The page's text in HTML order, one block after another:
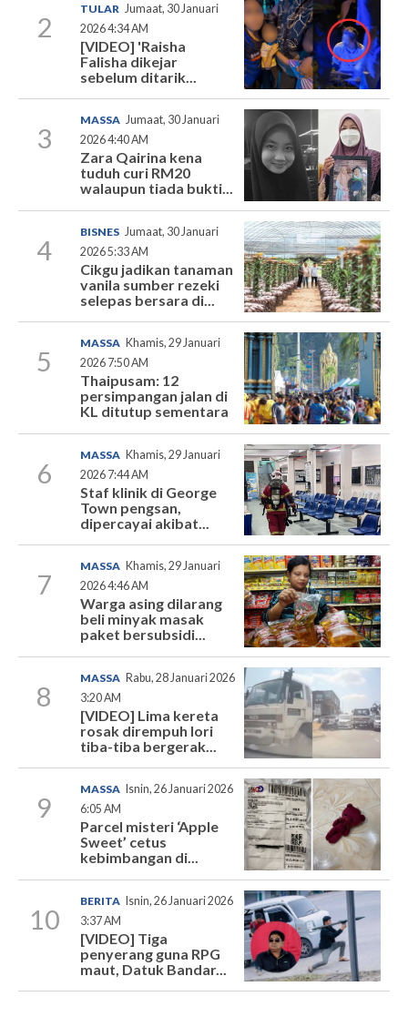
2
TULAR Jumaat, 30 Januari
2026 4:34 AM
[VIDEO] 'Raisha
Falisha dikejar
sebelum ditarik...
3
MASSA Jumaat, 30 Januari
2026 4:40 AM
Zara Qairina kena
tuduh curi RM20
walaupun tiada bukti...
4
BISNES Jumaat, 30 Januari
2026 5:33 AM
Cikgu jadikan tanaman
vanila sumber rezeki
selepas bersara di...
5
MASSA Khamis, 29 Januari
2026 7:50 AM
Thaipusam: 12
persimpangan jalan di
KL ditutup sementara
6
MASSA Khamis, 29 Januari
2026 7:44 AM
Staf klinik di George
Town pengsan,
dipercayai akibat...
7
MASSA Khamis, 29 Januari
2026 4:46 AM
Warga asing dilarang
beli minyak masak
paket bersubsidi...
8
MASSA Rabu, 28 Januari 2026
3:20 AM
[VIDEO] Lima kereta
rosak dirempuh lori
tiba-tiba bergerak...
9
MASSA
Isnin, 26 Januari 2026
6:05 AM
Parcel misteri ‘Apple
Sweet’ cetus
kebimbangan di...
10
BERITA
Isnin, 26 Januari 2026
3:37 AM
[VIDEO] Tiga
penyerang guna RPG
maut, Datuk Bandar...